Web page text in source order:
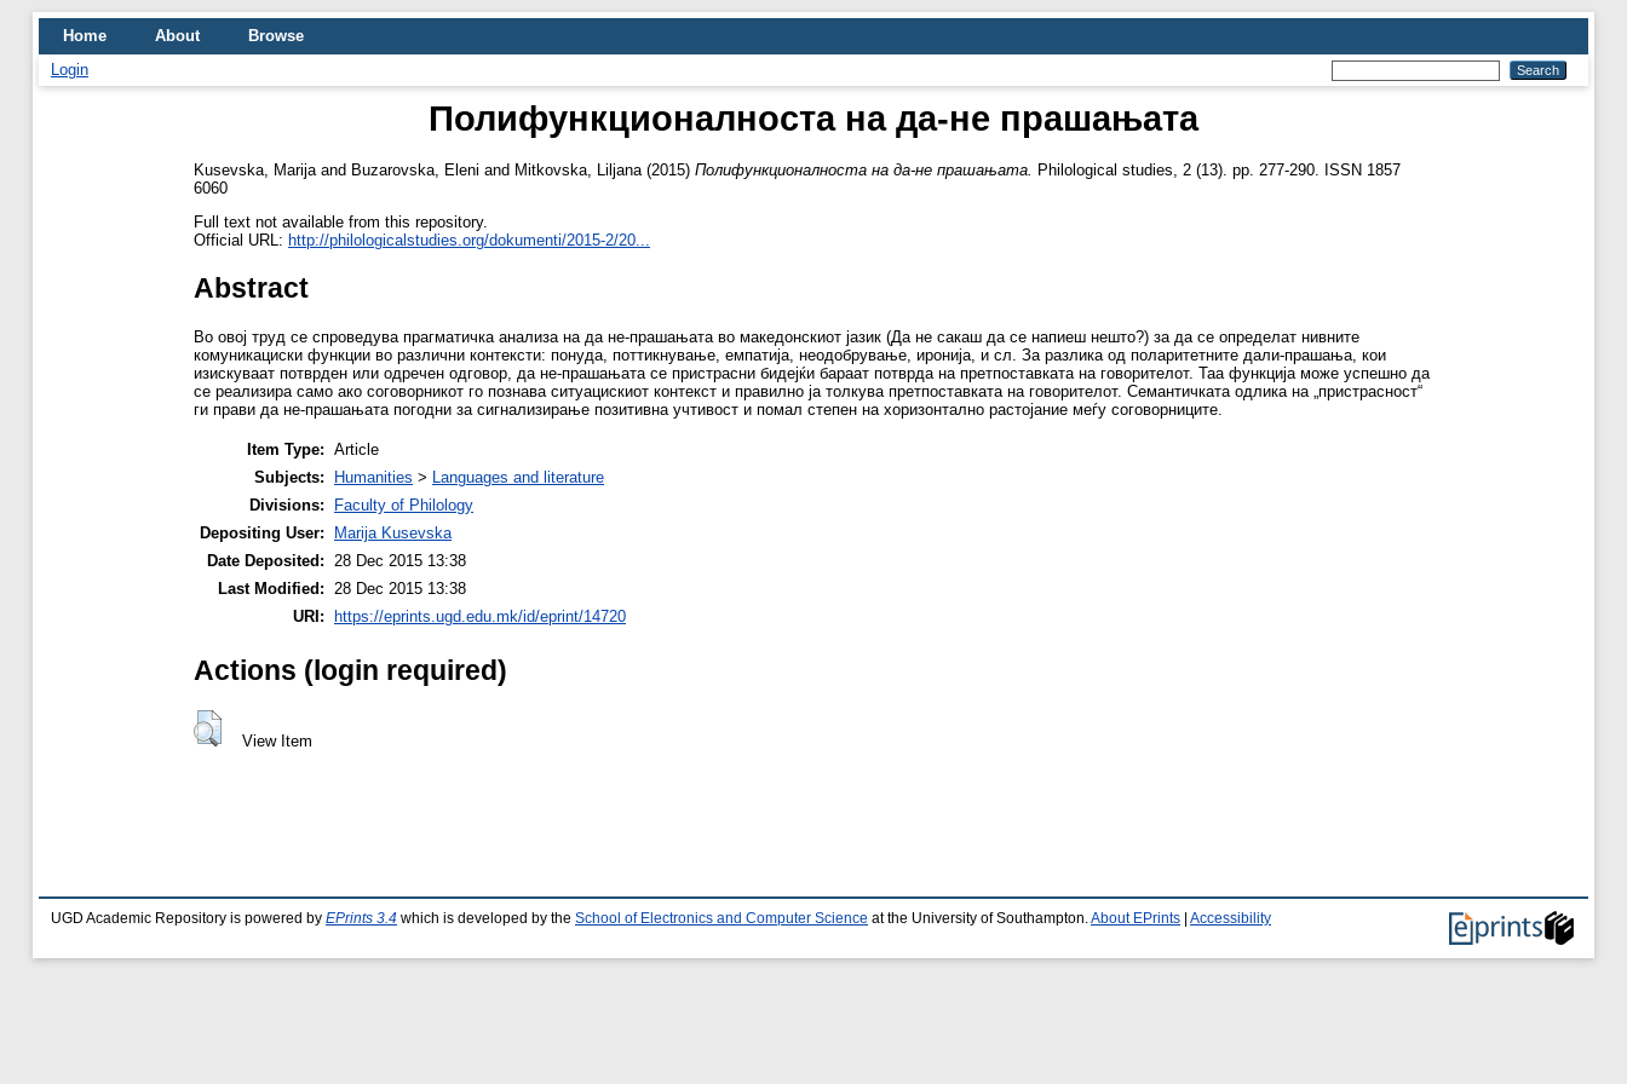
Home About
Browse
Login
Полифункционалноста на да-не прашањата
Kusevska, Marija and Buzarovska, Eleni and Mitkovska, Liljana (2015) Полифункционалноста на да-не прашањата.
Philological studies, 2 (13). pp. 277-290. ISSN 1857
6060
Full text not available from this repository.
Official URL: http://philologicalstudies.org/dokumenti/2015-2/20...
Abstract
Во овој труд се спроведува прагматичка анализа на да не-прашањата во македонскиот јазик (Да не сакаш да се напиеш нешто?) за да се определат нивните
комуникациски функции во различни контексти: понуда, поттикнување, емпатија, неодобрување, иронија, и сл. За разлика од поларитетните дали-прашања, кои
изискуваат потврден или одречен одговор, да не-прашањата се пристрасни бидејќи бараат потврда на претпоставката на говорителот. Таа функција може успешно да
се реализира само ако соговорникот го познава ситуацискиот контекст и правилно ја толкува претпоставката на говорителот. Семантичката одлика на „пристрасност“
ги прави да не-прашањата погодни за сигнализирање позитивна учтивост и помал степен на хоризонтално растојание меѓу соговорниците.
Item Type: Article
Subjects:
Humanities > Languages and literature
Divisions:
Faculty of Philology
Depositing User:
Marija Kusevska
Date Deposited:
28 Dec 2015 13:38
Last Modified:
28 Dec 2015 13:38
URI: https://eprints.ugd.edu.mk/id/eprint/14720
Actions (login required)
View Item
UGD Academic Repository is powered by EPrints 3.4 which is developed by the School of Electronics and Computer Science at the University of Southampton. About EPrints Accessibility